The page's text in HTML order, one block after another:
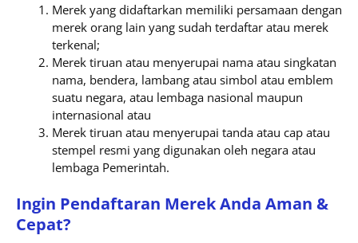
Merek yang didaftarkan memiliki persamaan dengan
merek orang lain yang sudah terdaftar atau merek
terkenal;
Merek tiruan atau menyerupai nama atau singkatan
nama, bendera, lambang atau simbol atau emblem
suatu negara, atau lembaga nasional maupun
internasional atau
Merek tiruan atau menyerupai tanda atau cap atau
stempel resmi yang digunakan oleh negara atau
lembaga Pemerintah.
Ingin Pendaftaran Merek Anda Aman &
Cepat?